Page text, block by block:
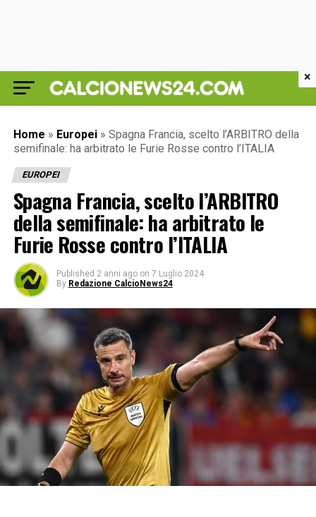
Home » Europei » Spagna Francia, scelto l’ARBITRO della
semifinale: ha arbitrato le Furie Rosse contro l’ITALIA
EUROPEI
Spagna Francia, scelto l’ARBITRO
della semifinale: ha arbitrato le
Furie Rosse contro l’ITALIA
Published 2 anni ago on 7 Luglio 2024
By Redazione CalcioNews24
×